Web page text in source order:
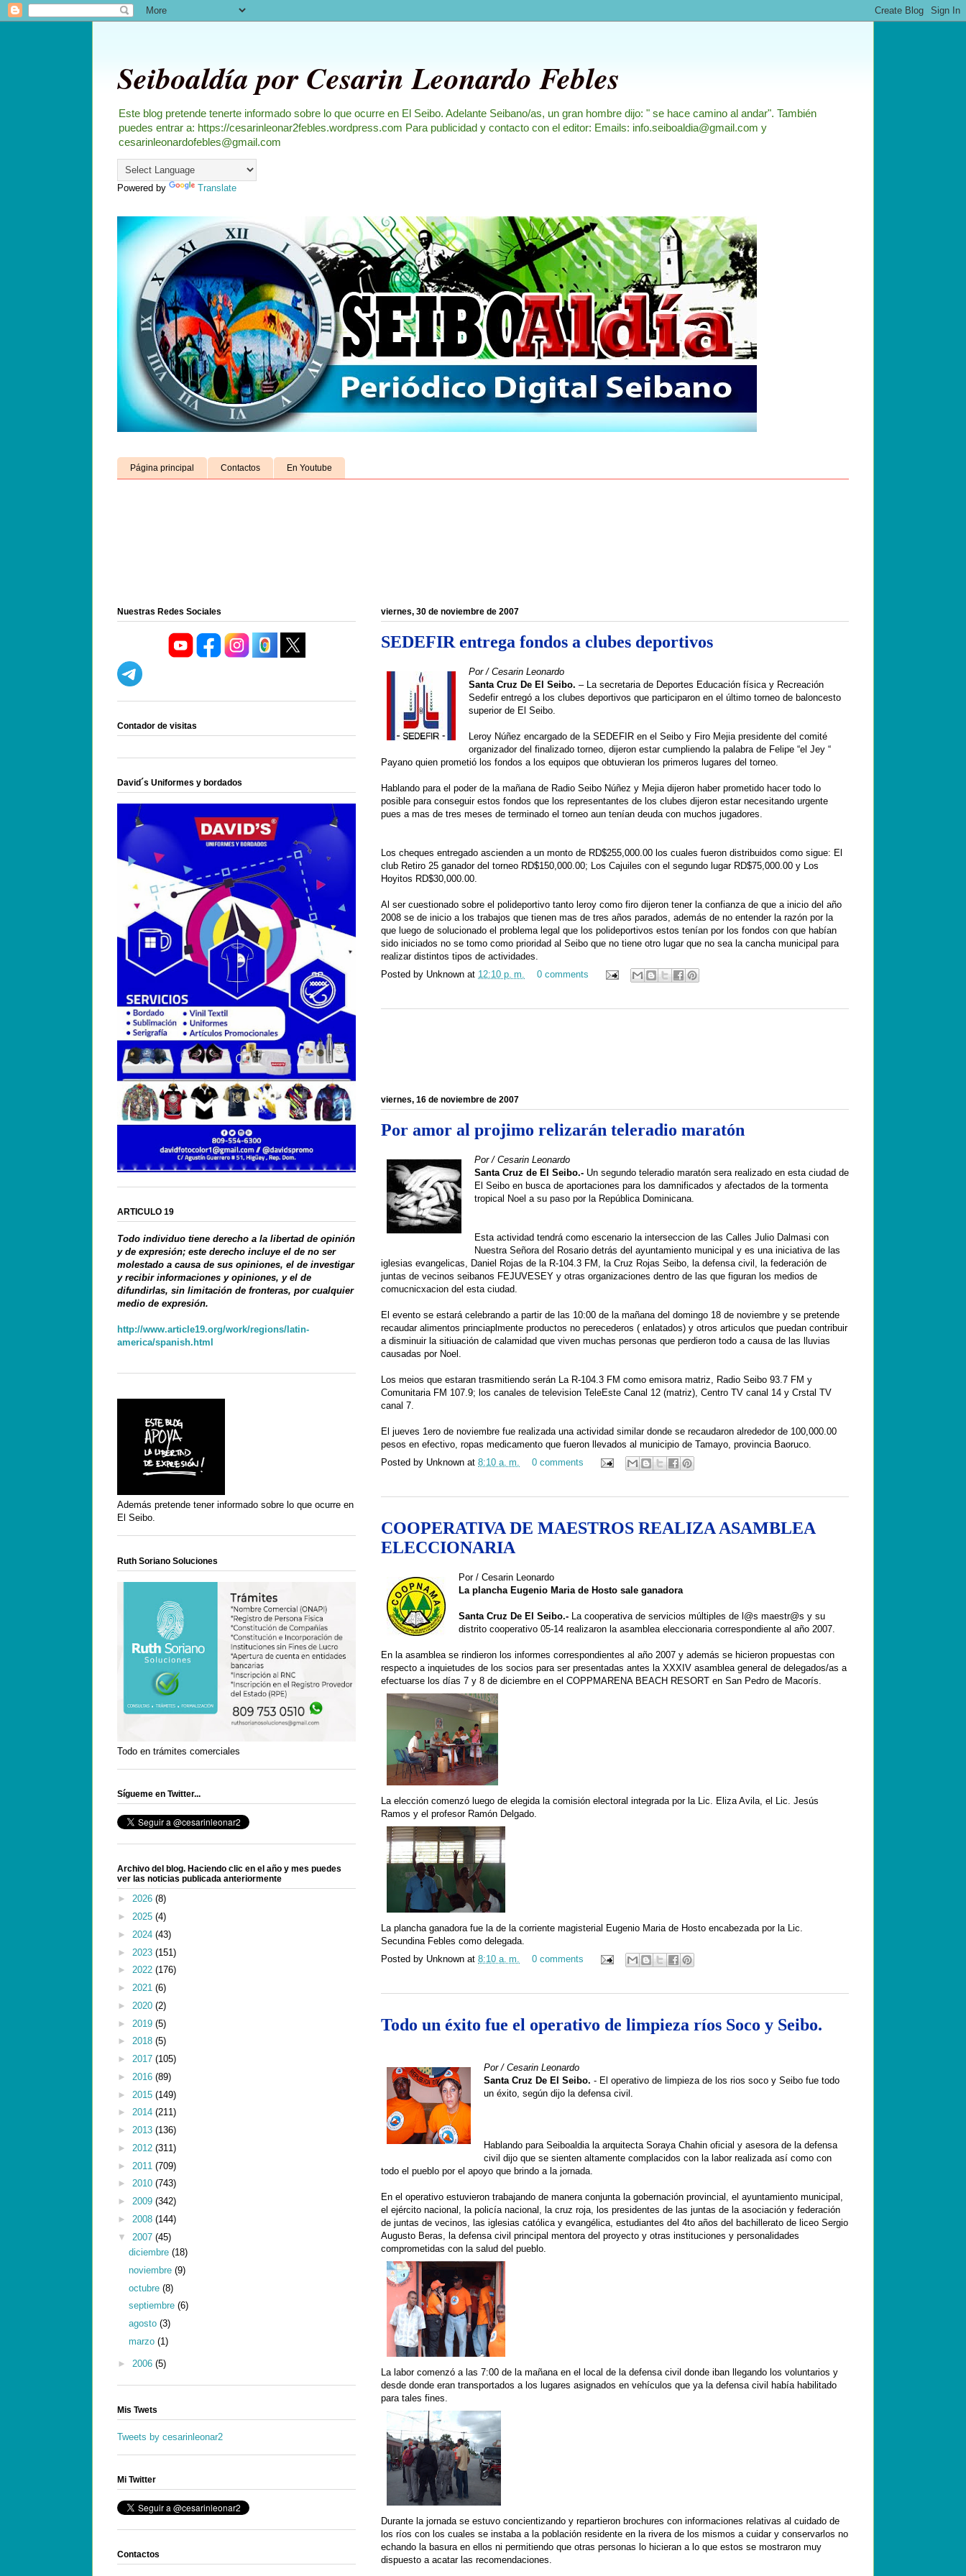
Seiboaldía por Cesarin Leonardo Febles
Este blog pretende tenerte informado sobre lo que ocurre en El Seibo. Adelante Seibano/as, un gran hombre dijo: " se hace camino al andar". También
puedes entrar a: https://cesarinleonar2febles.wordpress.com Para publicidad y contacto con el editor: Emails: info.seiboaldia@gmail.com y
cesarinleonardofebles@gmail.com
Powered by Translate
Página principal Contactos En Youtube
viernes, 30 de noviembre de 2007
SEDEFIR entrega fondos a clubes deportivos
Por / Cesarin Leonardo
Santa Cruz De El Seibo. – La secretaria de Deportes Educación física y Recreación
Sedefir entregó a los clubes deportivos que participaron en el último torneo de baloncesto
superior de El Seibo.
Leroy Núñez encargado de la SEDEFIR en el Seibo y Firo Mejia presidente del comité
organizador del finalizado torneo, dijeron estar cumpliendo la palabra de Felipe “el Jey “
Payano quien prometió los fondos a los equipos que obtuvieran los primeros lugares del torneo.
Hablando para el poder de la mañana de Radio Seibo Núñez y Mejia dijeron haber prometido hacer todo lo
posible para conseguir estos fondos que los representantes de los clubes dijeron estar necesitando urgente
pues a mas de tres meses de terminado el torneo aun tenían deuda con muchos jugadores.
Los cheques entregado ascienden a un monto de RD$255,000.00 los cuales fueron distribuidos como sigue: El
club Retiro 25 ganador del torneo RD$150,000.00; Los Cajuiles con el segundo lugar RD$75,000.00 y Los
Hoyitos RD$30,000.00.
Al ser cuestionado sobre el polideportivo tanto leroy como firo dijeron tener la confianza de que a inicio del año
2008 se de inicio a los trabajos que tienen mas de tres años parados, además de no entender la razón por la
que luego de solucionado el problema legal que los polideportivos estos tenían por los fondos con que habían
sido iniciados no se tomo como prioridad al Seibo que no tiene otro lugar que no sea la cancha municipal para
realizar distintos tipos de actividades.
Posted by Unknown at 12:10 p. m. 0 comments
viernes, 16 de noviembre de 2007
Por amor al projimo relizarán teleradio maratón
Por / Cesarin Leonardo
Santa Cruz de El Seibo.- Un segundo teleradio maratón sera realizado en esta ciudad de
El Seibo en busca de aportaciones para los damnificados y afectados de la tormenta
tropical Noel a su paso por la República Dominicana.
Esta actividad tendrá como escenario la interseccion de las Calles Julio Dalmasi con
Nuestra Señora del Rosario detrás del ayuntamiento municipal y es una iniciativa de las
iglesias evangelicas, Daniel Rojas de la R-104.3 FM, la Cruz Rojas Seibo, la defensa civil, la federación de
juntas de vecinos seibanos FEJUVESEY y otras organizaciones dentro de las que figuran los medios de
comucnicxacion del esta ciudad.
El evento se estará celebrando a partir de las 10:00 de la mañana del domingo 18 de noviembre y se pretende
recaudar alimentos princiaplmente productos no perecederos ( enlatados) y otros articulos que puedan contribuir
a disminuir la sitiuación de calamidad que viven muchas personas que perdieron todo a causa de las lluvias
causadas por Noel.
Los meios que estaran trasmitiendo serán La R-104.3 FM como emisora matriz, Radio Seibo 93.7 FM y
Comunitaria FM 107.9; los canales de television TeleEste Canal 12 (matriz), Centro TV canal 14 y Crstal TV
canal 7.
El jueves 1ero de noviembre fue realizada una actividad similar donde se recaudaron alrededor de 100,000.00
pesos en efectivo, ropas medicamento que fueron llevados al municipio de Tamayo, provincia Baoruco.
Posted by Unknown at 8:10 a. m. 0 comments
COOPERATIVA DE MAESTROS REALIZA ASAMBLEA
ELECCIONARIA
Por / Cesarin Leonardo
La plancha Eugenio Maria de Hosto sale ganadora
Santa Cruz De El Seibo.- La cooperativa de servicios múltiples de l@s maestr@s y su
distrito cooperativo 05-14 realizaron la asamblea eleccionaria correspondiente al año 2007.
En la asamblea se rindieron los informes correspondientes al año 2007 y además se hicieron propuestas con
respecto a inquietudes de los socios para ser presentadas antes la XXXIV asamblea general de delegados/as a
efectuarse los días 7 y 8 de diciembre en el COPPMARENA BEACH RESORT en San Pedro de Macorís.
La elección comenzó luego de elegida la comisión electoral integrada por la Lic. Eliza Avila, el Lic. Jesús
Ramos y el profesor Ramón Delgado.
La plancha ganadora fue la de la corriente magisterial Eugenio Maria de Hosto encabezada por la Lic.
Secundina Febles como delegada.
Posted by Unknown at 8:10 a. m. 0 comments
Todo un éxito fue el operativo de limpieza ríos Soco y Seibo.
Por / Cesarin Leonardo
Santa Cruz De El Seibo. - El operativo de limpieza de los rios soco y Seibo fue todo
un éxito, según dijo la defensa civil.
Hablando para Seiboaldia la arquitecta Soraya Chahin oficial y asesora de la defensa
civil dijo que se sienten altamente complacidos con la labor realizada así como con
todo el pueblo por el apoyo que brindo a la jornada.
En el operativo estuvieron trabajando de manera conjunta la gobernación provincial, el ayuntamiento municipal,
el ejército nacional, la policía nacional, la cruz roja, los presidentes de las juntas de la asociación y federación
de juntas de vecinos, las iglesias católica y evangélica, estudiantes del 4to años del bachillerato de liceo Sergio
Augusto Beras, la defensa civil principal mentora del proyecto y otras instituciones y personalidades
comprometidas con la salud del pueblo.
La labor comenzó a las 7:00 de la mañana en el local de la defensa civil donde iban llegando los voluntarios y
desde donde eran transportados a los lugares asignados en vehículos que ya la defensa civil había habilitado
para tales fines.
Durante la jornada se estuvo concientizando y repartieron brochures con informaciones relativas al cuidado de
los ríos con los cuales se instaba a la población residente en la rivera de los mismos a cuidar y conservarlos no
echando la basura en ellos ni permitiendo que otras personas lo hicieran a lo que estos se mostraron muy
dispuesto a acatar las recomendaciones.
Nuestras Redes Sociales
Contador de visitas
David´s Uniformes y bordados
ARTICULO 19
Todo individuo tiene derecho a la libertad de opinión
y de expresión; este derecho incluye el de no ser
molestado a causa de sus opiniones, el de investigar
y recibir informaciones y opiniones, y el de
difundirlas, sin limitación de fronteras, por cualquier
medio de expresión.
http://www.article19.org/work/regions/latin-
america/spanish.html
Además pretende tener informado sobre lo que ocurre en
El Seibo.
Ruth Soriano Soluciones
Todo en trámites comerciales
Sígueme en Twitter...
Archivo del blog. Haciendo clic en el año y mes puedes
ver las noticias publicada anteriormente
► 2026 (8)
► 2025 (4)
► 2024 (43)
► 2023 (151)
► 2022 (176)
► 2021 (6)
► 2020 (2)
► 2019 (5)
► 2018 (5)
► 2017 (105)
► 2016 (89)
► 2015 (149)
► 2014 (211)
► 2013 (136)
► 2012 (311)
► 2011 (709)
► 2010 (743)
► 2009 (342)
► 2008 (144)
▼ 2007 (45)
diciembre (18)
noviembre (9)
octubre (8)
septiembre (6)
agosto (3)
marzo (1)
► 2006 (5)
Mis Twets
Tweets by cesarinleonar2
Mi Twitter
Contactos